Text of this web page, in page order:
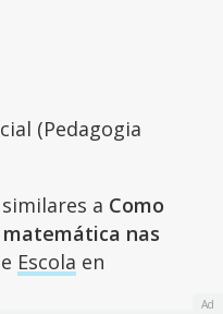
(Pedagogia
a Como
nas
Escola en
Ad